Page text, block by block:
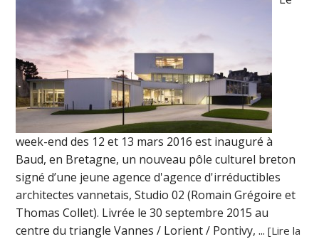
week-end des 12 et 13 mars 2016 est inauguré à
Baud, en Bretagne, un nouveau pôle culturel breton
signé d’une jeune agence d'agence d'irréductibles
architectes vannetais, Studio 02 (Romain Grégoire et
Thomas Collet). Livrée le 30 septembre 2015 au
centre du triangle Vannes / Lorient / Pontivy, ...[Lire la